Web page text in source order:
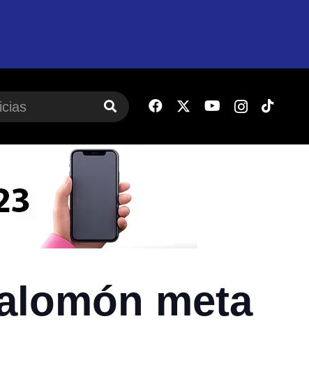
meta